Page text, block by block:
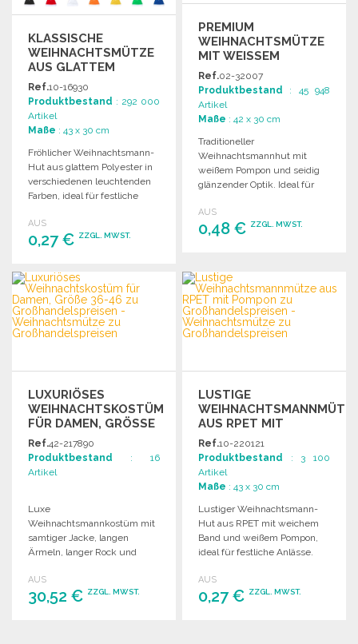
KLASSISCHE
WEIHNACHTSMÜTZE
AUS GLATTEM
POLYESTER
Ref.10-16930
Produktbestand : 292 000
Artikel
Maße : 43 x 30 cm
Fröhlicher Weihnachtsmann-
Hut aus glattem Polyester in
verschiedenen leuchtenden
Farben, ideal für festliche
AUS
0,27 € ZZGL. MWST.
BESTELLEN
Angebot anfordern
PREMIUM
WEIHNACHTSMÜTZE
MIT WEISSEM P
OMPON
Ref.02-32007
Produktbestand : 45 948
Artikel
Maße : 42 x 30 cm
Traditioneller
Weihnachtsmannhut mit
weißem Pompon und seidig
glänzender Optik. Ideal für
AUS
0,48 € ZZGL. MWST.
Angebot anfordern
LUXURIÖSES
WEIHNACHTSKOSTÜM
FÜR DAMEN, GRÖSSE 3
6-46
Ref.42-217890
Produktbestand : 16
Artikel
Luxe
Weihnachtsmannkostüm mit
samtiger Jacke, langen
Ärmeln, langer Rock und
Geeignet für Größen 36 bis
46.
AUS
30,52 € ZZGL. MWST.
LUSTIGE
AUS RPET MIT
POMPON
Ref.10-220121
Produktbestand : 3 100
Artikel
Maße : 43 x 30 cm
Lustiger Weihnachtsmann-
Hut aus RPET mit weichem
Band und weißem Pompon,
ideal für festliche Anlässe.
AUS
0,27 € ZZGL. MWST.